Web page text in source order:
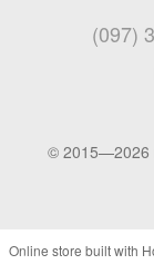
(097)
© 2015—2026
Online store built with